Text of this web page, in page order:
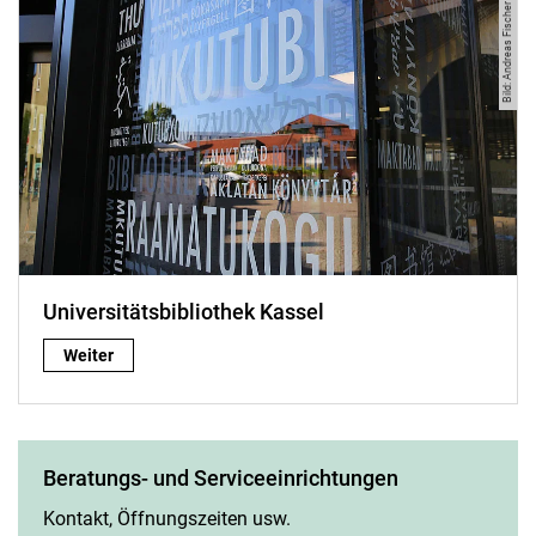
Bild: Andreas Fischer
Universitätsbibliothek Kassel
Universitätsbibliothek Kassel:
Weiter
Be­ra­tungs- und Ser­vice­ein­rich­tun­gen
Kontakt, Öffnungszeiten usw.